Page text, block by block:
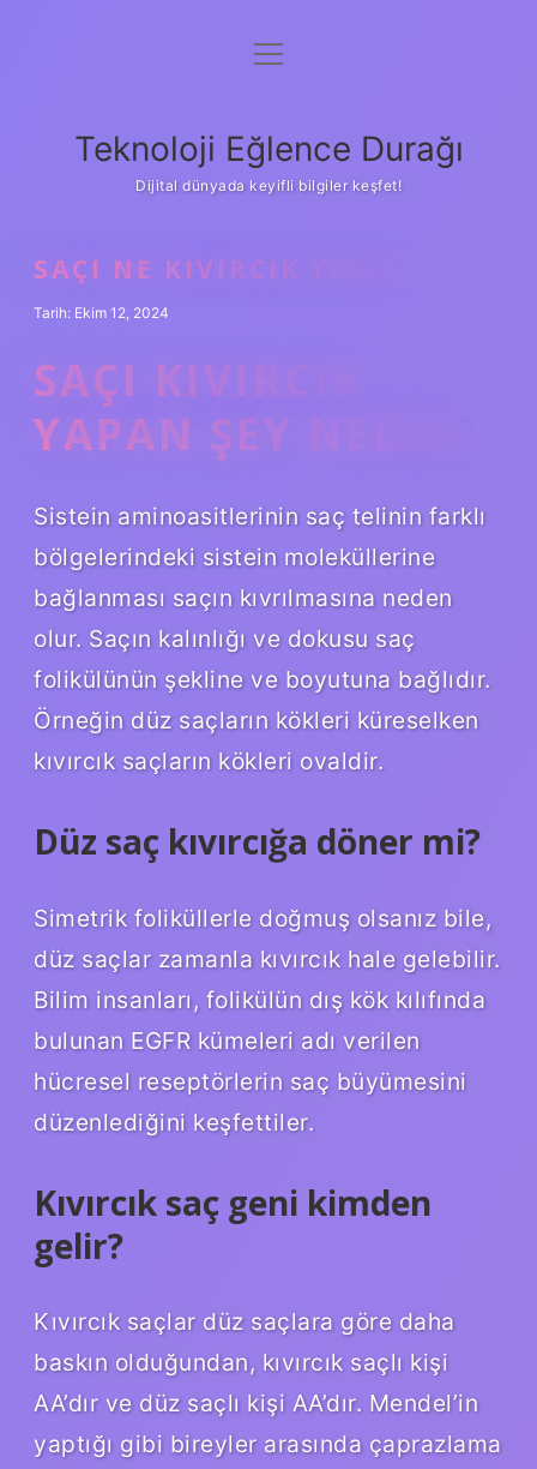
Anasayfa
Yasal Uyarı
menüyü
Teknoloji Eğlence Durağı
Dijital dünyada keyifli bilgiler keşfet!
SAÇI NE KIVIRCIK YAPAR
Tarih: Ekim 12, 2024
SAÇI KIVIRCIK
YAPAN ŞEY NEDIR?
Sistein aminoasitlerinin saç telinin farklı
bölgelerindeki sistein moleküllerine
bağlanması saçın kıvrılmasına neden
olur. Saçın kalınlığı ve dokusu saç
folikülünün şekline ve boyutuna bağlıdır.
Örneğin düz saçların kökleri küreselken
kıvırcık saçların kökleri ovaldir.
Düz saç kıvırcığa döner mi?
Simetrik foliküllerle doğmuş olsanız bile,
düz saçlar zamanla kıvırcık hale gelebilir.
Bilim insanları, folikülün dış kök kılıfında
bulunan EGFR kümeleri adı verilen
hücresel reseptörlerin saç büyümesini
düzenlediğini keşfettiler.
Kıvırcık saç geni kimden
gelir?
Kıvırcık saçlar düz saçlara göre daha
baskın olduğundan, kıvırcık saçlı kişi
AA’dır ve düz saçlı kişi AA’dır. Mendel’in
yaptığı gibi bireyler arasında çaprazlama